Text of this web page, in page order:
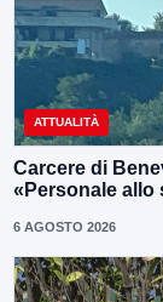
ATTUALITÀ
Carcere di
«Personale allo
6 AGOSTO 2026